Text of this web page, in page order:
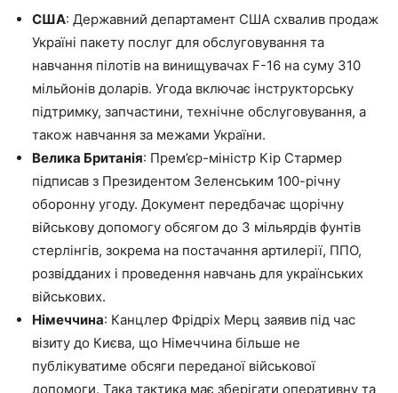
США: Державний департамент США схвалив продаж
Україні пакету послуг для обслуговування та
навчання пілотів на винищувачах F-16 на суму 310
мільйонів доларів. Угода включає інструкторську
підтримку, запчастини, технічне обслуговування, а
також навчання за межами України.
Велика Британія: Прем’єр-міністр Кір Стармер
підписав з Президентом Зеленським 100-річну
оборонну угоду. Документ передбачає щорічну
військову допомогу обсягом до 3 мільярдів фунтів
стерлінгів, зокрема на постачання артилерії, ППО,
розвідданих і проведення навчань для українських
військових.
Німеччина: Канцлер Фрідріх Мерц заявив під час
візиту до Києва, що Німеччина більше не
публікуватиме обсяги переданої військової
допомоги. Така тактика має зберігати оперативну та